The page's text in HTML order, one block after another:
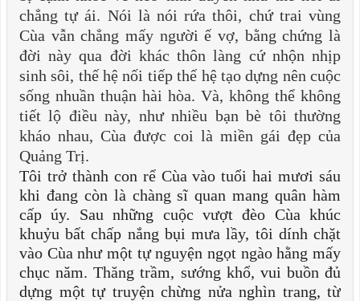
chẳng tự ái. Nói là nói rứa thôi, chứ trai vùng
Cùa vẫn chẳng mấy người ế vợ, bằng chứng là
đời này qua đời khác thôn làng cứ nhộn nhịp
sinh sôi, thế hệ nối tiếp thế hệ tạo dựng nên cuộc
sống nhuần thuận hài hòa. Và, không thể không
tiết lộ điều này, như nhiều bạn bè tôi thường
kháo nhau, Cùa được coi là miền gái đẹp của
Quảng Trị.
Tôi trở thành con rể Cùa vào tuổi hai mươi sáu
khi đang còn là chàng sĩ quan mang quân hàm
cấp úy. Sau những cuộc vượt đèo Cùa khúc
khuỷu bất chấp nắng bụi mưa lầy, tôi dính chặt
vào Cùa như một tự nguyện ngọt ngào hằng mấy
chục năm. Thăng trầm, sướng khổ, vui buồn đủ
dựng một tự truyện chừng nửa nghìn trang, từ